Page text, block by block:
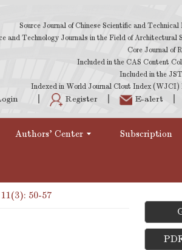
Source Journal of Chinese Scientific and Technical
and Technology Journals in the Field of Architectural
Core Journal of
Included in the CAS Content
Included in the
Indexed in World Journal Clout Index (WJCI)
Register E-alert
Authors' Center Subscription
11(3): 50-57